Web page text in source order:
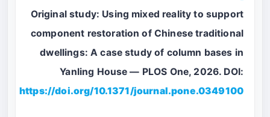
Original study: Using mixed reality to support
component restoration of Chinese traditional
dwellings: A case study of column bases in
Yanling House — PLOS One, 2026. DOI:
https://doi.org/10.1371/journal.pone.0349100